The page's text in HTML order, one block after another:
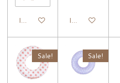
In winkelwagen In winkelwagen
Sale! Sale!